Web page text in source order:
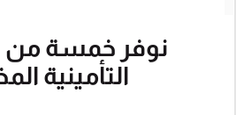
نوفر خمسة من
التأمينية